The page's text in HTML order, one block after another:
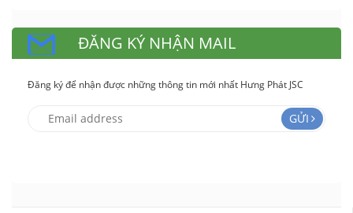
ĐĂNG KÝ NHẬN MAIL
Đăng ký để nhận được những thông tin mới nhất Hưng Phát JSC
GỬI